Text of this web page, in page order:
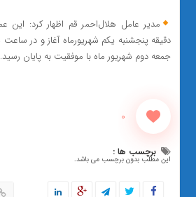
جمعه دوم شهریور ماه با موفقیت به پایان رسید.
0
برچسب ها :
این مطلب بدون برچسب می باشد.